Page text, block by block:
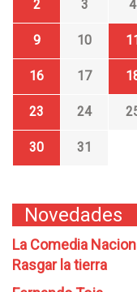
2 3 4
9 10
16 17
23 24
30
31
Novedades
La Comedia
Rasgar la tierra